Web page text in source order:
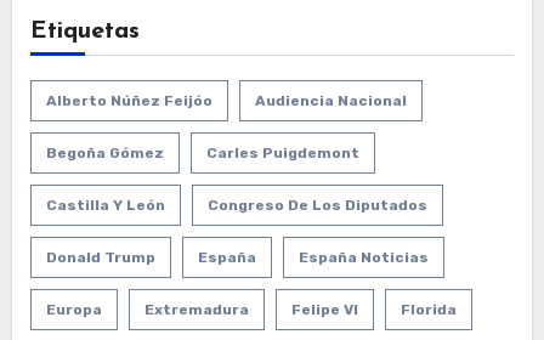
Etiquetas
Alberto Núñez Feijóo Audiencia Nacional
Begoña Gómez Carles Puigdemont
Castilla Y León Congreso De Los Diputados
Donald Trump España España Noticias
Europa Extremadura Felipe VI Florida